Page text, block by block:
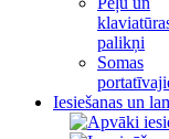
palikņi
Somas
Iesiešanas un